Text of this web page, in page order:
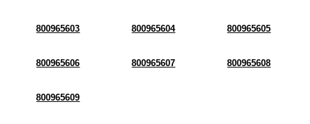
800965603 800965604 800965605
800965606 800965607 800965608
800965609